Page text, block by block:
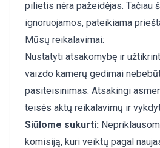
pilietis nėra pažeidėjas. Tačiau
ignoruojamos, pateikiama
Mūsų reikalavimai:
Nustatyti atsakomybę ir
vaizdo kamerų gedimai
pasiteisinimas. Atsakingi
teisės aktų reikalavimų ir
Siūlome sukurti:
komisiją, kuri veiktų pagal